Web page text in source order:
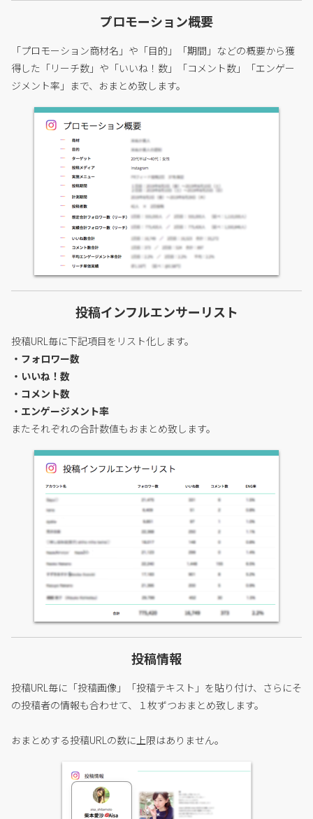
プロモーション概要
「プロモーション商材名」や「目的」「期間」などの概要から獲
得した「リーチ数」や「いいね！数」「コメント数」「エンゲー
ジメント率」まで、おまとめ致します。
投稿インフルエンサーリスト
投稿URL毎に下記項目をリスト化します。
・フォロワー数
・いいね！数
・コメント数
・エンゲージメント率
またそれぞれの合計数値もおまとめ致します。
投稿情報
投稿URL毎に「投稿画像」「投稿テキスト」を貼り付け、さらにそ
の投稿者の情報も合わせて、１枚ずつおまとめ致します。
おまとめする投稿URLの数に上限はありません。